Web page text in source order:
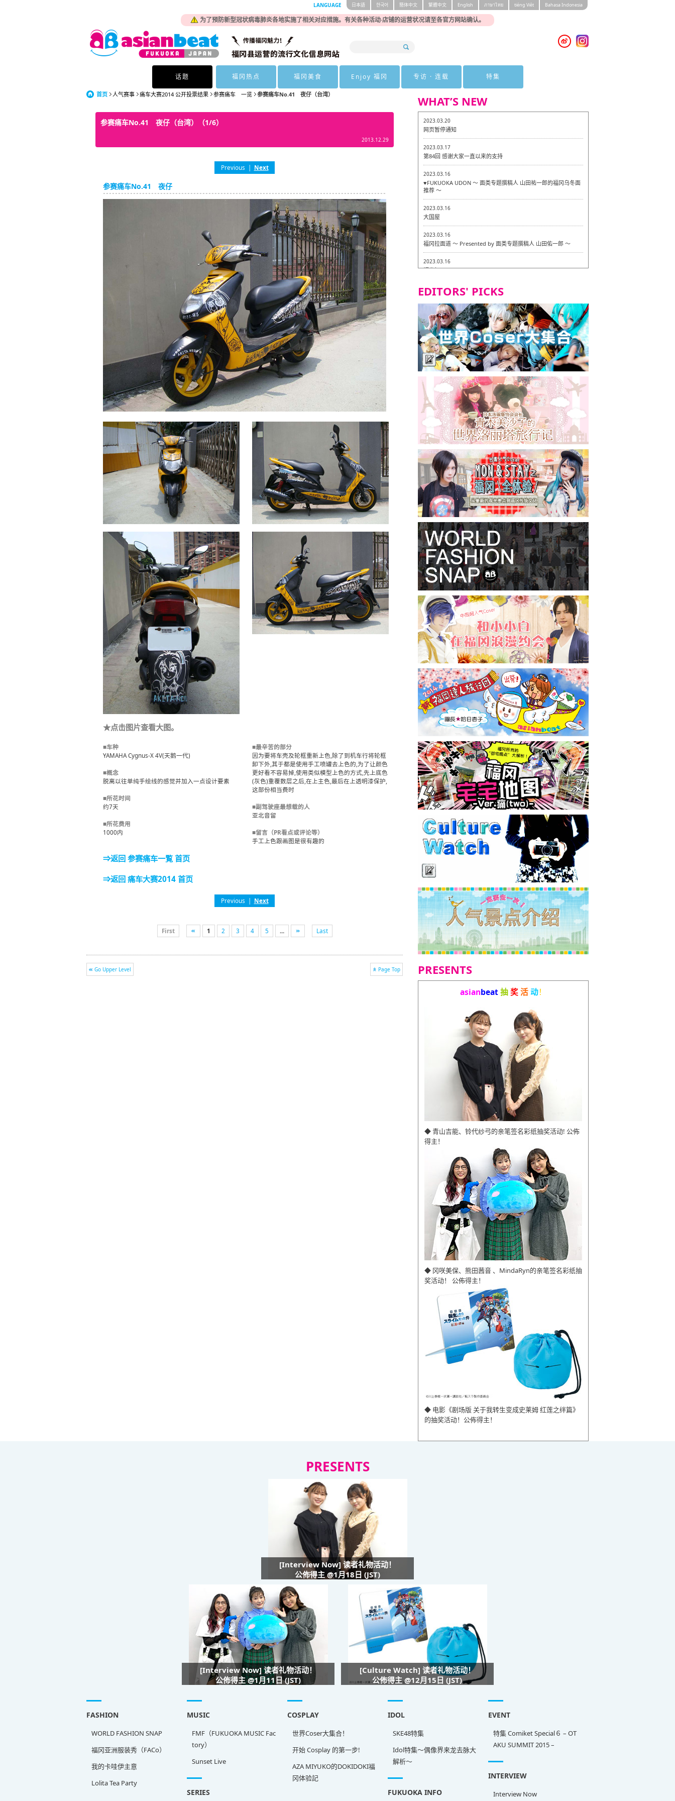
为了预防新型冠状病毒肺炎各地实施了相关对应措施。有关各种活动·店铺的运营状况请至各官方网站确认。
LANGUAGE 日本語 한국어 簡体中文 繁體中文 English ภาษาไทย tiéng Viêt Bahasa Indonesia
话题 福冈热点 福冈美食 Enjoy 福冈 专访 · 连载 特集
首页 人气赛事 痛车大赛2014 公开投票结果 参赛痛车 一览 参赛痛车No.41 夜仔（台湾）
参赛痛车No.41 夜仔（台湾）（1/6）
2013.12.29
Previous | Next
参赛痛车No.41 夜仔
★点击图片查看大图。
■车种
YAMAHA Cygnus-X 4V(天鹅一代)
■概念
脱离以往单纯手绘线的感觉并加入一点设计要素
■所花时间
约7天
■所花费用
1000内
■最辛苦的部分
因为要将车壳及轮框重新上色,除了到机车行将轮框
卸下外,其于都是使用手工喷罐去上色的,为了让颜色
更好看不容易掉,使用类似模型上色的方式,先上底色
(灰色)重覆数层之后,在上主色,最后在上透明漆保护,
这部份相当费时
■副驾驶座最想载的人
亚北音留
■留言（PR看点或评论等）
手工上色跟画图是很有趣的
⇒返回 参赛痛车一覧 首页
⇒返回 痛车大赛2014 首页
Previous | Next
First 1 2 3 4 5 ... Last
Go Upper Level Page Top
WHAT’S NEW
2023.03.20
网页暂停通知
2023.03.17
第84回 感谢大家一直以来的支持
2023.03.16
♥FUKUOKA UDON ～ 面类专题撰稿人 山田祐一郎的福冈乌冬面
推荐 ～
2023.03.16
大国屋
2023.03.16
福冈拉面道 〜 Presented by 面类专题撰稿人 山田佑一郎 〜
2023.03.16
福龙轩
2023.03.07
Isogiyokarazu 博多总店 〜 严格素食主义・素食主义者的菜单试
的试吃之旅 in 福冈市！〜
2023.03.07
严格素食主义・素食主义者的菜单试的试吃之旅 in 福冈市！
2023.03.02
Little Stand 大名店 〜 严格素食主义・素食主义者的菜单试的试
吃之旅 in 福冈市！〜
2023.02.28
东筑轩 折尾本社乌冬店
EDITORS' PICKS
PRESENTS
asianbeat抽奖活动！
◆ 青山吉能、铃代纱弓的亲笔签名彩纸抽奖活动! 公佈
得主！
◆ 冈咲美保、熊田茜音 、MindaRyn的亲笔签名彩纸抽
奖活动！ 公佈得主！
◆ 电影《剧场版 关于我转生变成史莱姆 红莲之绊篇》
的抽奖活动！公佈得主！
PRESENTS
[Interview Now] 读者礼物活动！
公佈得主 @1月18日 (JST)
[Interview Now] 读者礼物活动！
公佈得主 @1月11日 (JST)
[Culture Watch] 读者礼物活动！
公佈得主 @12月15日 (JST)
FASHION
WORLD FASHION SNAP
福冈亚洲服装秀（FACo）
我的卡哇伊主意
Lolita Tea Party
MUSIC
FMF（FUKUOKA MUSIC Fac
tory）
Sunset Live
COSPLAY
世界Coser大集合！
开始 Cosplay 的第一步!
AZA MIYUKO的DOKIDOKI福
冈体验記
IDOL
SKE48特集
Idol特集～偶像界来龙去脉大
解析～
EVENT
特集 Comiket Special６ – OT
AKU SUMMIT 2015 –
INTERVIEW
Interview Now
SERIES FUKUOKA INFO